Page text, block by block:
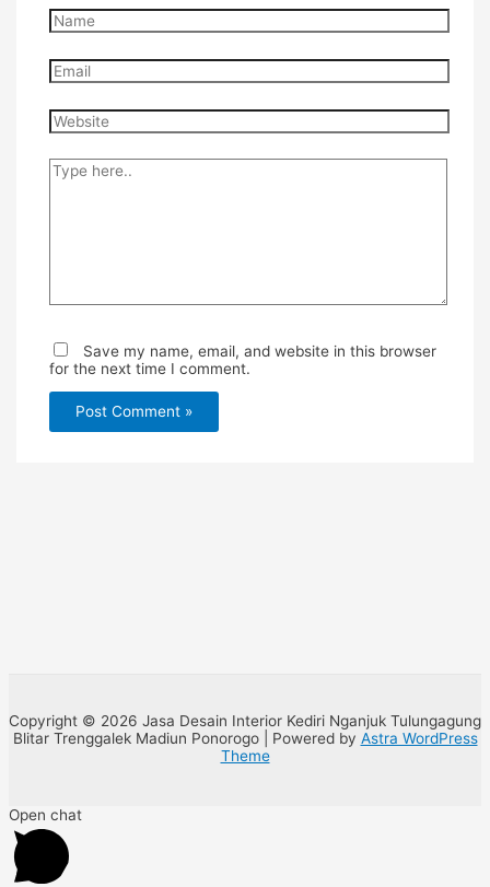
Name
Email
Website
Type
here..
Save my name, email, and website in this browser
for the next time I comment.
Copyright © 2026 Jasa Desain Interior Kediri Nganjuk Tulungagung
Blitar Trenggalek Madiun Ponorogo | Powered by Astra WordPress
Theme
Open chat